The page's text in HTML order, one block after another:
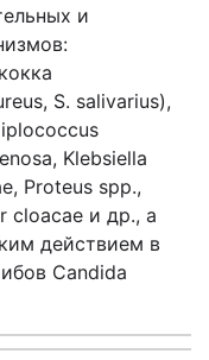
и
S. salivarius),
Klebsiella
Proteus spp.,
cloacae и др., а
действием в
Candida